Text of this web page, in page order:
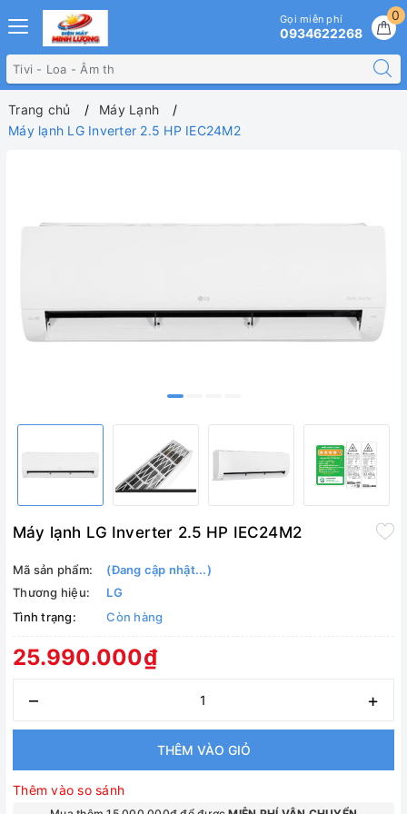
0
Gọi miễn phí
0934622268
Trang chủ
Máy Lạnh
Máy lạnh LG Inverter 2.5 HP IEC24M2
Máy lạnh LG Inverter 2.5 HP IEC24M2
Mã sản phẩm:
(Đang cập nhật...)
Thương hiệu:
LG
Tình trạng:
Còn hàng
25.990.000₫
– +
THÊM VÀO GIỎ
Thêm vào so sánh